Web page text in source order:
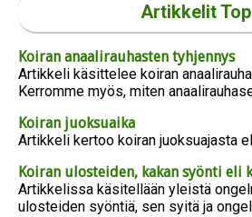
Artikkelit
Koiran anaalirauhasten tyhjennys
Artikkeli käsittelee koiran
Kerromme myös, miten
Koiran juoksuaika
Artikkeli kertoo koiran juoksuajasta
Koiran ulosteiden, kakan syönti eli
Artikkelissa käsitellään yleistä
ulosteiden syöntiä, sen syitä ja